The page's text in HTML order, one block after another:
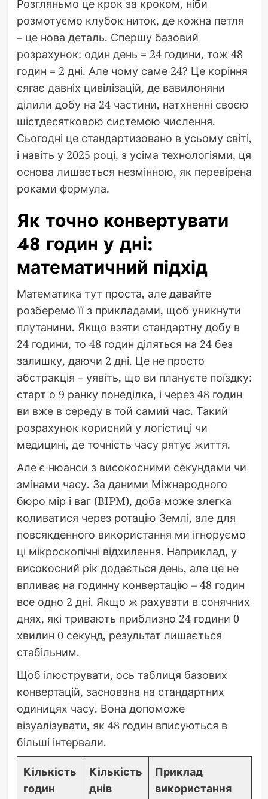
Розгляньмо це крок за кроком, ніби
розмотуємо клубок ниток, де кожна петля
– це нова деталь. Спершу базовий
розрахунок: один день = 24 години, тож 48
годин = 2 дні. Але чому саме 24? Це коріння
сягає давніх цивілізацій, де вавилоняни
ділили добу на 24 частини, натхненні своєю
шістдесятковою системою числення.
Сьогодні це стандартизовано в усьому світі,
і навіть у 2025 році, з усіма технологіями, ця
основа лишається незмінною, як перевірена
роками формула.
Як точно конвертувати
48 годин у дні:
математичний підхід
Математика тут проста, але давайте
розберемо її з прикладами, щоб уникнути
плутанини. Якщо взяти стандартну добу в
24 години, то 48 годин діляться на 24 без
залишку, даючи 2 дні. Це не просто
абстракція – уявіть, що ви плануєте поїздку:
старт о 9 ранку понеділка, і через 48 годин
ви вже в середу в той самий час. Такий
розрахунок корисний у логістиці чи
медицині, де точність часу рятує життя.
Але є нюанси з високосними секундами чи
змінами часу. За даними Міжнародного
бюро мір і ваг (BIPM), доба може злегка
коливатися через ротацію Землі, але для
повсякденного використання ми ігноруємо
ці мікроскопічні відхилення. Наприклад, у
високосний рік додається день, але це не
впливає на годинну конвертацію – 48 годин
все одно 2 дні. Якщо ж рахувати в сонячних
днях, які тривають приблизно 24 години 0
хвилин 0 секунд, результат лишається
стабільним.
Щоб ілюструвати, ось таблиця базових
конвертацій, заснована на стандартних
одиницях часу. Вона допоможе
візуалізувати, як 48 годин вписуються в
більші інтервали.
Кількість
годин
Кількість
днів
Приклад
використання